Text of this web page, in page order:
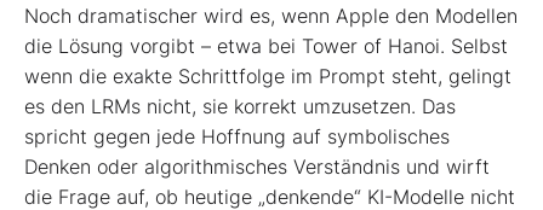
Noch dramatischer wird es, wenn Apple den Modellen
die Lösung vorgibt – etwa bei Tower of Hanoi. Selbst
wenn die exakte Schrittfolge im Prompt steht, gelingt
es den LRMs nicht, sie korrekt umzusetzen. Das
spricht gegen jede Hoffnung auf symbolisches
Denken oder algorithmisches Verständnis und wirft
die Frage auf, ob heutige „denkende“ KI-Modelle nicht